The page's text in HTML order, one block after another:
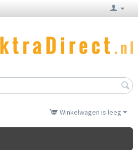
Winkelwagen is leeg